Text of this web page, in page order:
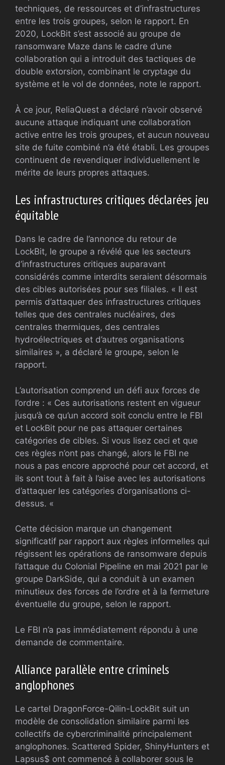
techniques, de ressources et d’infrastructures
entre les trois groupes, selon le rapport. En
2020, LockBit s’est associé au groupe de
ransomware Maze dans le cadre d’une
collaboration qui a introduit des tactiques de
double extorsion, combinant le cryptage du
système et le vol de données, note le rapport.
À ce jour, ReliaQuest a déclaré n’avoir observé
aucune attaque indiquant une collaboration
active entre les trois groupes, et aucun nouveau
site de fuite combiné n’a été établi. Les groupes
continuent de revendiquer individuellement le
mérite de leurs propres attaques.
Les infrastructures critiques déclarées jeu
équitable
Dans le cadre de l’annonce du retour de
LockBit, le groupe a révélé que les secteurs
d’infrastructures critiques auparavant
considérés comme interdits seraient désormais
des cibles autorisées pour ses filiales. « Il est
permis d’attaquer des infrastructures critiques
telles que des centrales nucléaires, des
centrales thermiques, des centrales
hydroélectriques et d’autres organisations
similaires », a déclaré le groupe, selon le
rapport.
L’autorisation comprend un défi aux forces de
l’ordre : « Ces autorisations restent en vigueur
jusqu’à ce qu’un accord soit conclu entre le FBI
et LockBit pour ne pas attaquer certaines
catégories de cibles. Si vous lisez ceci et que
ces règles n’ont pas changé, alors le FBI ne
nous a pas encore approché pour cet accord, et
ils sont tout à fait à l’aise avec les autorisations
d’attaquer les catégories d’organisations ci-
dessus. «
Cette décision marque un changement
significatif par rapport aux règles informelles qui
régissent les opérations de ransomware depuis
l’attaque du Colonial Pipeline en mai 2021 par le
groupe DarkSide, qui a conduit à un examen
minutieux des forces de l’ordre et à la fermeture
éventuelle du groupe, selon le rapport.
Le FBI n’a pas immédiatement répondu à une
demande de commentaire.
Alliance parallèle entre criminels
anglophones
Le cartel DragonForce-Qilin-LockBit suit un
modèle de consolidation similaire parmi les
collectifs de cybercriminalité principalement
anglophones. Scattered Spider, ShinyHunters et
Lapsus$ ont commencé à collaborer sous le